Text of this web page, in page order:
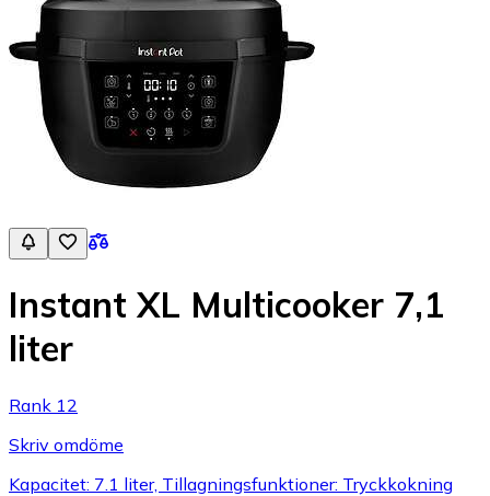
Instant XL Multicooker 7,1
liter
Rank 12
Skriv omdöme
Kapacitet: 7.1 liter, Tillagningsfunktioner: Tryckkokning